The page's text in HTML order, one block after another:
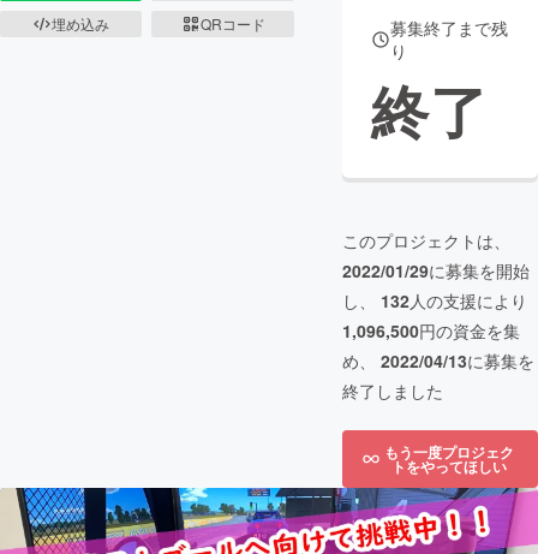
埋め込み
QRコード
募集終了まで残
り
終了
このプロジェクトは、
2022/01/29に募集を開始
し、 132人の支援により
1,096,500円の資金を集
め、 2022/04/13に募集を
終了しました
もう一度プロジェク
トをやってほしい